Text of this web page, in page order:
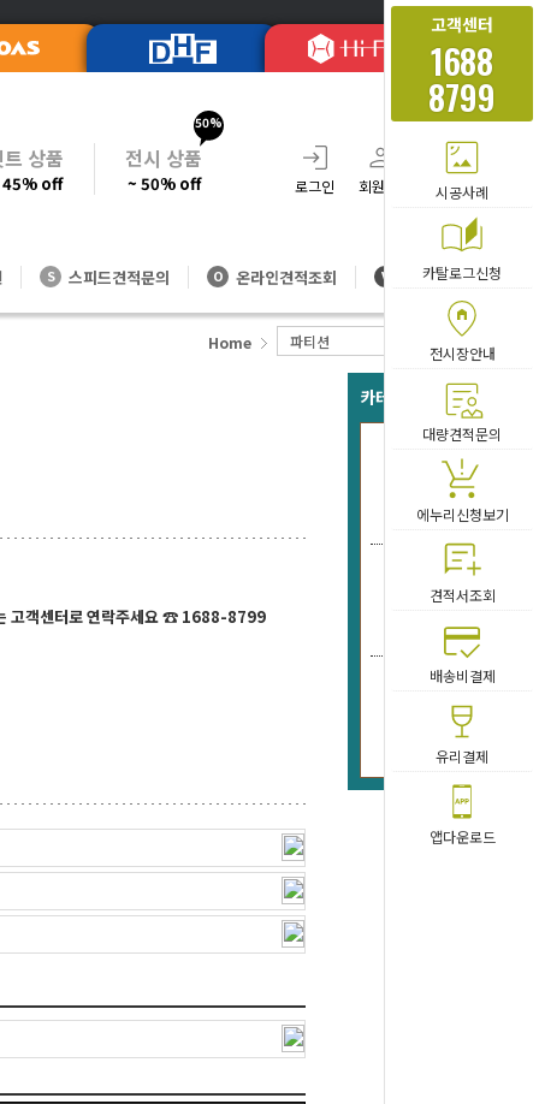
고객센터
1688
8799
시공사례
카탈로그신청
전시장안내
대량견적문의
에누리신청보기
견적서조회
배송비결제
유리결제
앱다운로드
트 상품
45% off
50%
전시 상품
~ 50% off 로그인 회원가입 주문조회
S 스피드견적문의 O 온라인견적조회 V 대량방문견적
Home 파티션 30T-시트파티션
고객센터로 연락주세요 ☎ 1688-8799
카테고리 베스트 아이템